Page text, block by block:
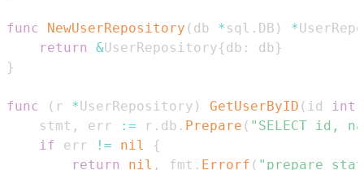
func NewUserRepository ( db * sql . DB ) *
return
&UserRepository{db : db}
}
func ( r *UserRepository ) GetUserByID ( id int
	stmt
, err := r . db . Prepare ( "SELECT id,
if err != nil
{
return
nil , fmt . Errorf ( "prepare